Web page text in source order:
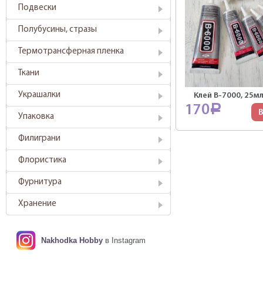
Подвески
Полубусины, стразы
Термотрансферная пленка
Ткани
Украшалки
Упаковка
Филиграни
Флористика
Фурнитура
Хранение
Nakhodka Hobby в Instagram
Клей В-7000,
170Р